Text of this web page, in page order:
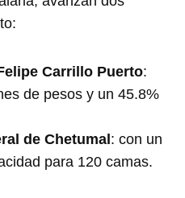
Carrillo Puerto:
de pesos y un 45.8%
de Chetumal: con un
para 120 camas.